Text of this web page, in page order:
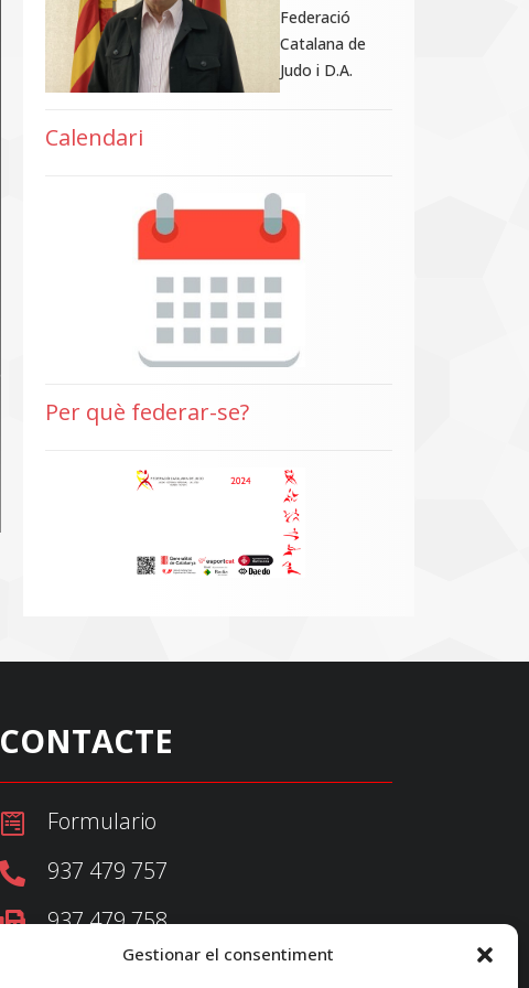
Gestionar el consentiment
Federació
Catalana de
Judo i D.A.
Calendari
Per què federar-se?
CONTACTE
Formulario
937 479 757
937 479 758
federacio@fedecatjudo.cat